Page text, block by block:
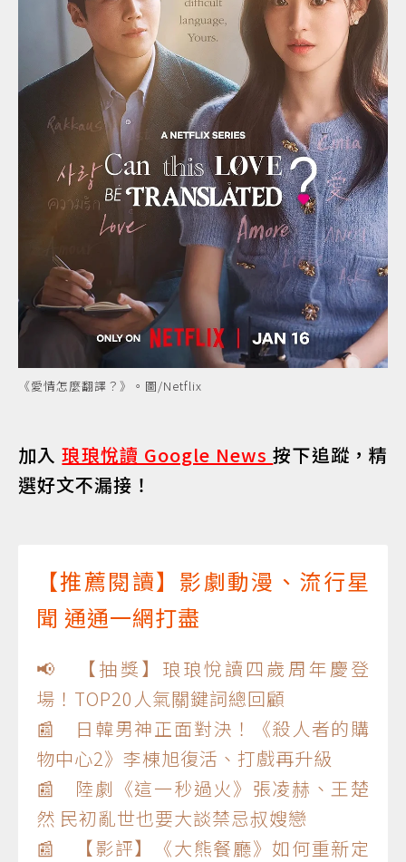
《愛情怎麼翻譯？》。圖/Netflix
加入琅琅悅讀 Google News按下追蹤，精
選好文不漏接！
【推薦閱讀】影劇動漫、流行星
聞 通通一網打盡
📢 【抽獎】琅琅悅讀四歲周年慶登
場！TOP20人氣關鍵詞總回顧
📰 日韓男神正面對決！《殺人者的購
物中心2》李棟旭復活、打戲再升級
📰 陸劇《這一秒過火》張凌赫、王楚
然 民初亂世也要大談禁忌叔嫂戀
📰 【影評】《大熊餐廳》如何重新定